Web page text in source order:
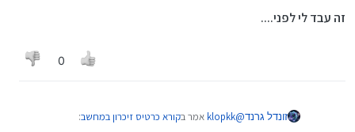
זה עבד לי לפני....
0
זונדל גרנד@
klopkk אמר בקורא כרטיס זיכרון במחשב: